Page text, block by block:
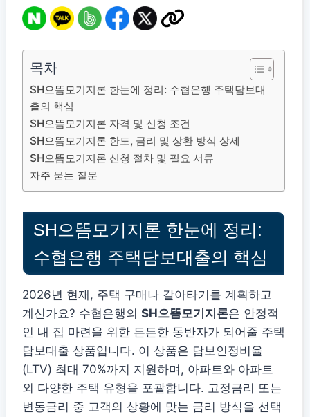
목차
SH으뜸모기지론 한눈에 정리: 수협은행 주택담보대
출의 핵심
SH으뜸모기지론 자격 및 신청 조건
SH으뜸모기지론 한도, 금리 및 상환 방식 상세
SH으뜸모기지론 신청 절차 및 필요 서류
자주 묻는 질문
SH으뜸모기지론 한눈에 정리:
수협은행 주택담보대출의 핵심
2026년 현재, 주택 구매나 갈아타기를 계획하고
계신가요? 수협은행의 SH으뜸모기지론은 안정적
인 내 집 마련을 위한 든든한 동반자가 되어줄 주택
담보대출 상품입니다. 이 상품은 담보인정비율
(LTV) 최대 70%까지 지원하며, 아파트와 아파트
외 다양한 주택 유형을 포괄합니다. 고정금리 또는
변동금리 중 고객의 상황에 맞는 금리 방식을 선택